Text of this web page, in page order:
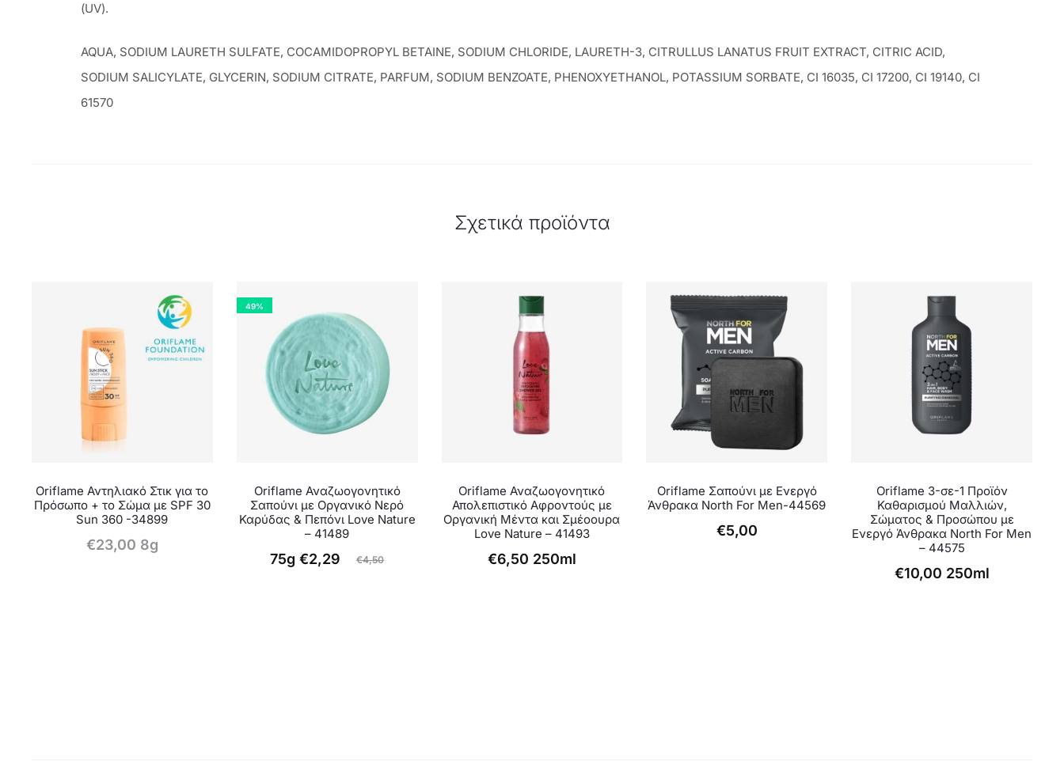
(UV).
AQUA, SODIUM LAURETH SULFATE, COCAMIDOPROPYL BETAINE, SODIUM CHLORIDE, LAURETH-3, CITRULLUS LANATUS FRUIT EXTRACT, CITRIC ACID,
SODIUM SALICYLATE, GLYCERIN, SODIUM CITRATE, PARFUM, SODIUM BENZOATE, PHENOXYETHANOL, POTASSIUM SORBATE, CI 16035, CI 17200, CI 19140, CI
61570
Σχετικά προϊόντα
Oriflame Αντηλιακό Στικ για το
Πρόσωπο + το Σώμα με SPF 30
Sun 360 -34899
€23,00 8g
49%
Oriflame Αναζωογονητικό
Σαπούνι με Οργανικό Νερό
Καρύδας & Πεπόνι Love Nature
– 41489
€4,50
Original
€2,29
Η
75g
Oriflame Αναζωογονητικό
Απολεπιστικό Αφροντούς με
Οργανική Μέντα και Σμέοουρα
Love Nature – 41493
€6,50 250ml
Oriflame Σαπούνι με Ενεργό
Άνθρακα North For Men-44569
€5,00
Oriflame 3-σε-1 Προϊόν
Καθαρισμού Μαλλιών,
Σώματος & Προσώπου με
Ενεργό Άνθρακα North For Men
– 44575
€10,00 250ml